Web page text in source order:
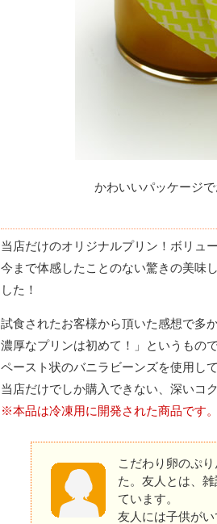
かわいいパッケージ
当店だけのオリジナルプリン！ボリュ
今まで体感したことのない驚きの美味
した！
試食されたお客様から頂いた感想で多
濃厚なプリンは初めて！」というもの
ペースト状のバニラビーンズを使用し
当店だけでしか購入できない、深いコ
※本品は冷凍用に開発された商品です
こだわり卵のぷ
た。友人とは、
ています。
友人には子供が